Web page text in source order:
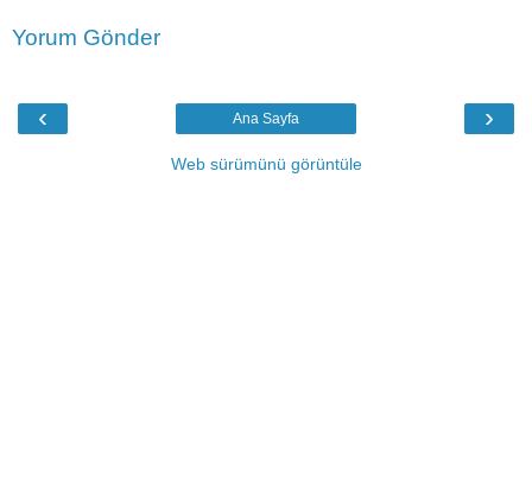
Yorum Gönder
‹ ›
Ana Sayfa
Web sürümünü görüntüle